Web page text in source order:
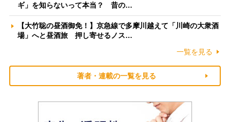
ギ」を知らないって本当？ 昔の…
【大竹聡の昼酒御免！】京急線で多摩川越えて「川崎の大衆酒
場」へと昼酒旅 押し寄せるノス…
一覧を見る
著者・連載の一覧を見る